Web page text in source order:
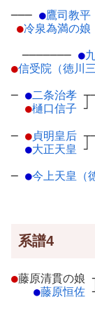
─── ●鷹司教平
●冷泉為満の娘
─────── ●
●信受院（徳川三
─ ●二条治孝 ┬
●樋口信子 ┘
─ ●貞明皇后 ┬
●大正天皇 ┘
─ ●今上天皇（
系譜4
●藤原清貫の娘
●藤原恒佐